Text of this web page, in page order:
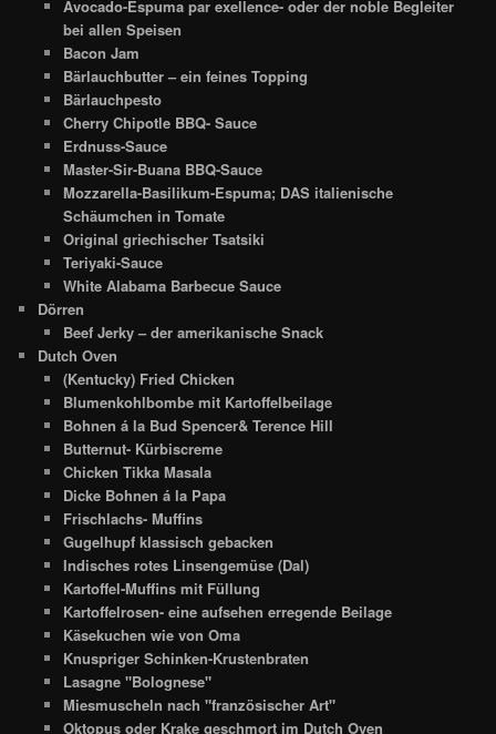
Avocado-Espuma par exellence- oder der noble Begleiter
bei allen Speisen
Bacon Jam
Bärlauchbutter – ein feines Topping
Bärlauchpesto
Cherry Chipotle BBQ- Sauce
Erdnuss-Sauce
Master-Sir-Buana BBQ-Sauce
Mozzarella-Basilikum-Espuma; DAS italienische
Schäumchen in Tomate
Original griechischer Tsatsiki
Teriyaki-Sauce
White Alabama Barbecue Sauce
Dörren
Beef Jerky – der amerikanische Snack
Dutch Oven
(Kentucky) Fried Chicken
Blumenkohlbombe mit Kartoffelbeilage
Bohnen á la Bud Spencer& Terence Hill
Butternut- Kürbiscreme
Chicken Tikka Masala
Dicke Bohnen á la Papa
Frischlachs- Muffins
Gugelhupf klassisch gebacken
Indisches rotes Linsengemüse (Dal)
Kartoffel-Muffins mit Füllung
Kartoffelrosen- eine aufsehen erregende Beilage
Käsekuchen wie von Oma
Knuspriger Schinken-Krustenbraten
Lasagne "Bolognese"
Miesmuscheln nach "französischer Art"
Oktopus oder Krake geschmort im Dutch Oven